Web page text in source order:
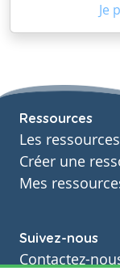
Je
Ressources
Les ressources
Créer une
Mes
Suivez-nous
Contactez-